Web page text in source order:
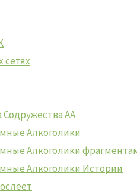
АА
Алкоголики
Алкоголики
Алкоголики Истории